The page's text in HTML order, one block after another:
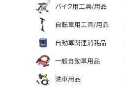
バイク用工具/用品
自転車用工具/用品
自動車関連消耗品
一般自動車用品
洗車用品